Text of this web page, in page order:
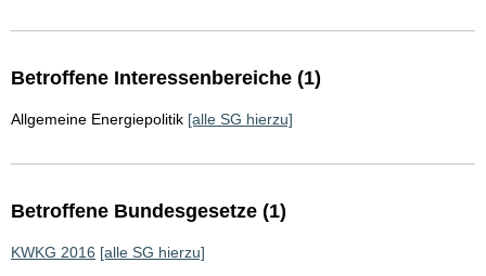
Betroffene Interessenbereiche (1)
Allgemeine Energiepolitik [alle SG hierzu]
Betroffene Bundesgesetze (1)
KWKG 2016 [alle SG hierzu]